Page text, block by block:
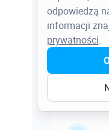
odpowiedzą
informacji
prywatności.